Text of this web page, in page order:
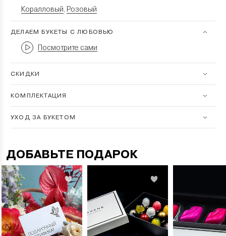
Коралловый, Розовый
ДЕЛАЕМ БУКЕТЫ С ЛЮБОВЬЮ
Посмотрите сами
СКИДКИ
КОМПЛЕКТАЦИЯ
УХОД ЗА БУКЕТОМ
ДОБАВЬТЕ ПОДАРОК